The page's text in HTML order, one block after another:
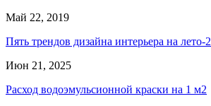
Май 22, 2019
Пять трендов дизайна интерьера на лето-
Июн 21, 2025
Расход водоэмульсионной краски на 1 м2